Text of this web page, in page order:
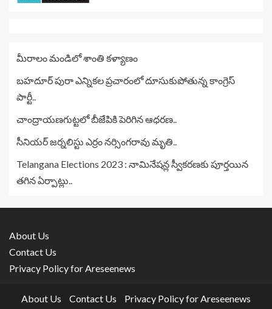
మీరాలం మండిలో శాంతి కళ్యాణం
బహదూర్ పురా ఎన్నికల ప్రచారంలో దూసుకుపోతున్న కాంగ్రెస్
పార్టీ..
చాంద్రాయణగుట్టలో బీజేపికి పెరిగిన ఆధరణ..
సీనియర్ జర్నలిస్టు ఎర్రం నర్సింగరావు మృతి..
Telangana Elections 2023 : నామినేషన్ల స్వీకరణకు పూర్తయిన
తగిన ఏర్పాట్లు..
About Us
Contact Us
Privacy Policy for Areseenews
About Us Contact Us Privacy Policy for Areseenews